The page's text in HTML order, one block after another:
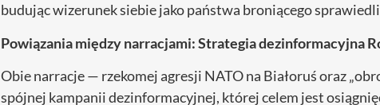
budując wizerunek siebie jako państwa broniącego
Powiązania między narracjami: Strategia dezinformacyjna
Obie narracje — rzekomej agresji NATO na Białoruś oraz
spójnej kampanii dezinformacyjnej, której celem jest